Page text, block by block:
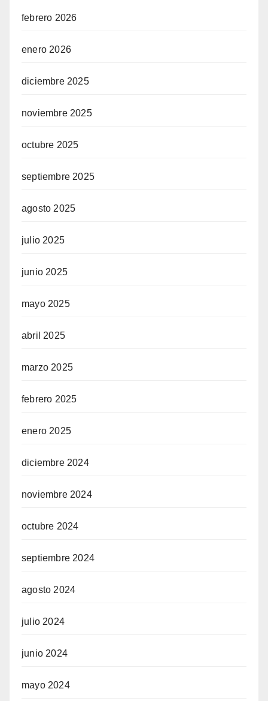
febrero 2026
enero 2026
diciembre 2025
noviembre 2025
octubre 2025
septiembre 2025
agosto 2025
julio 2025
junio 2025
mayo 2025
abril 2025
marzo 2025
febrero 2025
enero 2025
diciembre 2024
noviembre 2024
octubre 2024
septiembre 2024
agosto 2024
julio 2024
junio 2024
mayo 2024